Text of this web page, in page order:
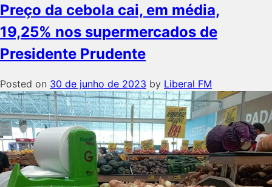
Preço da cebola cai, em média,
19,25% nos supermercados de
Presidente Prudente
Posted on 30 de junho de 2023 by Liberal FM